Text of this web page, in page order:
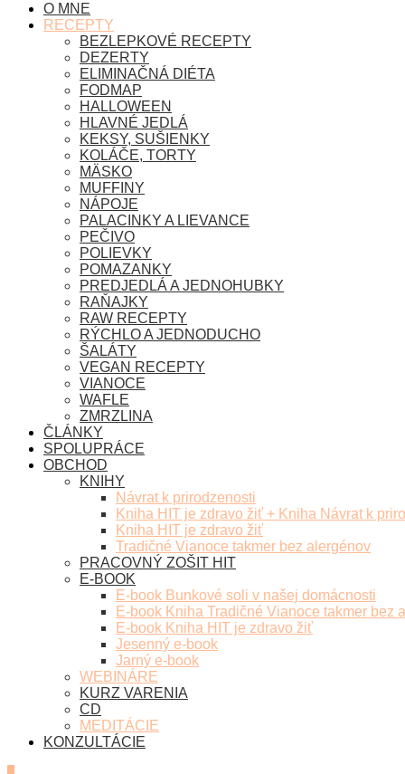
O MNE
RECEPTY
BEZLEPKOVÉ RECEPTY
DEZERTY
ELIMINAČNÁ DIÉTA
FODMAP
HALLOWEEN
HLAVNÉ JEDLÁ
KEKSY, SUŠIENKY
KOLÁČE, TORTY
MÄSKO
MUFFINY
NÁPOJE
PALACINKY A LIEVANCE
PEČIVO
POLIEVKY
POMAZANKY
PREDJEDLÁ A JEDNOHUBKY
RAŇAJKY
RAW RECEPTY
RÝCHLO A JEDNODUCHO
ŠALÁTY
VEGAN RECEPTY
VIANOCE
WAFLE
ZMRZLINA
ČLÁNKY
SPOLUPRÁCE
OBCHOD
KNIHY
Návrat k prirodzenosti
Kniha HIT je zdravo žiť + Kniha Návrat k
Kniha HIT je zdravo žiť
Tradičné Vianoce takmer bez alergénov
PRACOVNÝ ZOŠIT HIT
E-BOOK
E-book Bunkové soli v našej domácnosti
E-book Kniha Tradičné Vianoce takmer bez
E-book Kniha HIT je zdravo žiť
Jesenný e-book
Jarný e-book
WEBINÁRE
KURZ VARENIA
CD
MEDITÁCIE
KONZULTÁCIE